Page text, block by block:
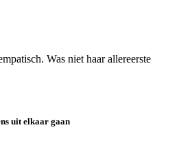
Was niet haar allereerste
uit elkaar gaan